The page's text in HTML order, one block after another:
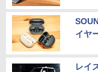
イヤ
レイ